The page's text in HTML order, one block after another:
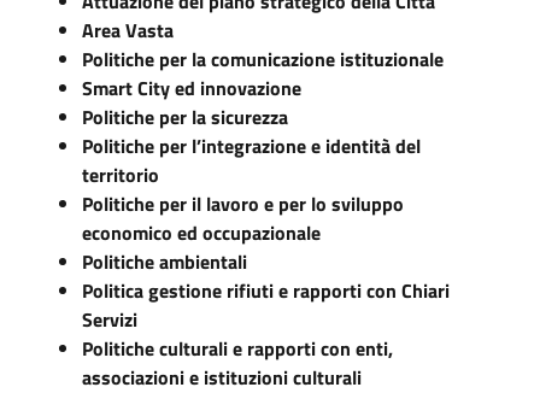
Area Vasta
Politiche per la comunicazione istituzionale
Smart City ed innovazione
Politiche per la sicurezza
Politiche per l’integrazione e identità del
territorio
Politiche per il lavoro e per lo sviluppo
economico ed occupazionale
Politiche ambientali
Politica gestione rifiuti e rapporti con Chiari
Servizi
Politiche culturali e rapporti con enti,
associazioni e istituzioni culturali